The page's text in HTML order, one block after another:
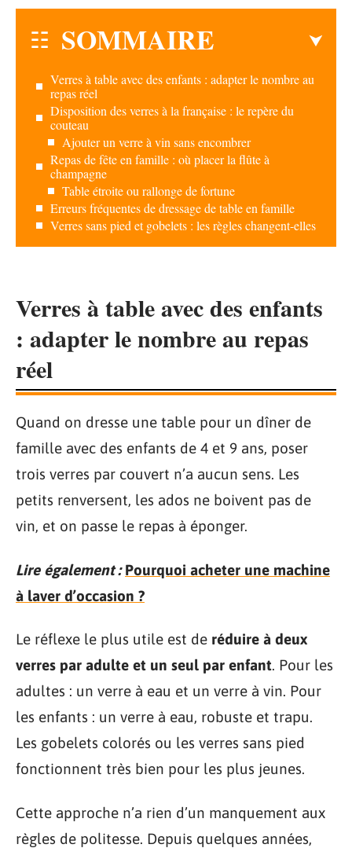
SOMMAIRE
Verres à table avec des enfants : adapter le nombre au
repas réel
Disposition des verres à la française : le repère du
couteau
Ajouter un verre à vin sans encombrer
Repas de fête en famille : où placer la flûte à
champagne
Table étroite ou rallonge de fortune
Erreurs fréquentes de dressage de table en famille
Verres sans pied et gobelets : les règles changent-elles
Verres à table avec des enfants
: adapter le nombre au repas
réel
Quand on dresse une table pour un dîner de
famille avec des enfants de 4 et 9 ans, poser
trois verres par couvert n’a aucun sens. Les
petits renversent, les ados ne boivent pas de
vin, et on passe le repas à éponger.
Lire également : Pourquoi acheter une machine
à laver d’occasion ?
Le réflexe le plus utile est de réduire à deux
verres par adulte et un seul par enfant. Pour les
adultes : un verre à eau et un verre à vin. Pour
les enfants : un verre à eau, robuste et trapu.
Les gobelets colorés ou les verres sans pied
fonctionnent très bien pour les plus jeunes.
Cette approche n’a rien d’un manquement aux
règles de politesse. Depuis quelques années,